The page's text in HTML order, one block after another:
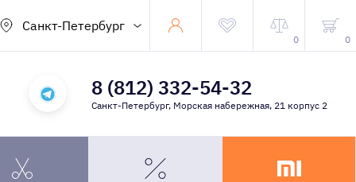
Санкт-Петербург
0 0
8 (812) 332-54-32
Санкт-Петербург, Морская набережная, 21 корпус 2